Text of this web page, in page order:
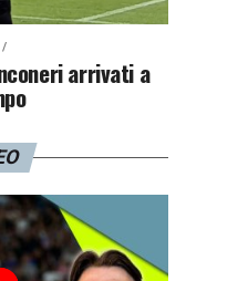
arrivati a